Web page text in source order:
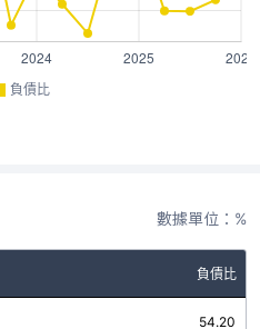
負債比
數據單位：%
負債比
54.20